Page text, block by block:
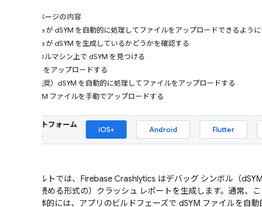
このページの内容
Xcode が dSYM を自動的に処理してファイルをアップロードできるように
Xcode が dSYM を生成しているかどうかを確認する
ローカルマシン上で dSYM を見つける
dSYM をアップロードする
（推奨）dSYM を自動的に処理してファイルをアップロードする
dSYM ファイルを手動でアップロードする
プラットフォーム
を選択:
iOS+ Android Flutter
デフォルトでは、 Firebase Crashlytics はデバッグ シンボル（
（人が読める形式の）クラッシュ レポートを生成します。通常、
す。具体的には、アプリのビルドフェーズで dSYM ファイルを自